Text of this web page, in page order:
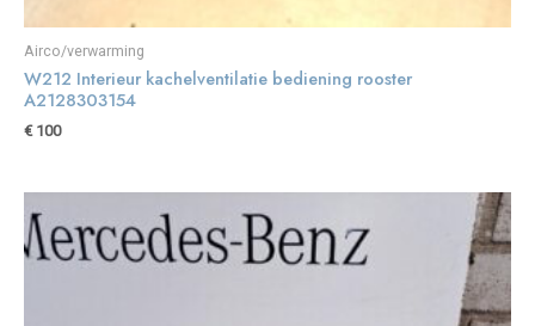
Airco/verwarming
W212 Interieur kachelventilatie bediening rooster
A2128303154
€100